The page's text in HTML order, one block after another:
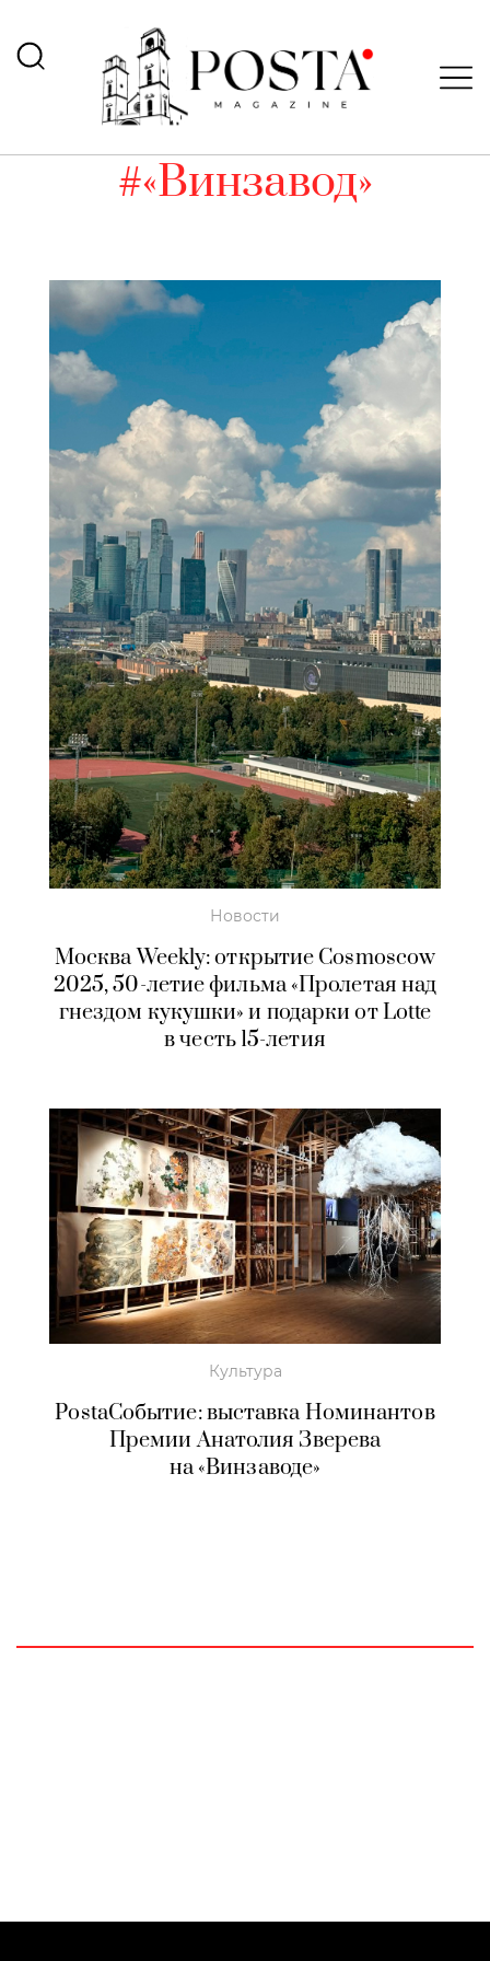
#«Винзавод»
Новости
Москва Weekly: открытие Cosmoscow
2025, 50-летие фильма «Пролетая над
гнездом кукушки» и подарки от Lotte
в честь 15-летия
Культура
PostaСобытие: выставка Номинантов
Премии Анатолия Зверева
на «Винзаводе»